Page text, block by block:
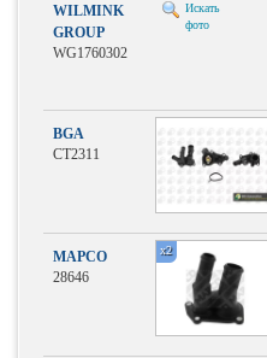
WILMINK
GROUP
WG1760302
Искать
фото
BGA
CT2311
MAPCO
28646
x2